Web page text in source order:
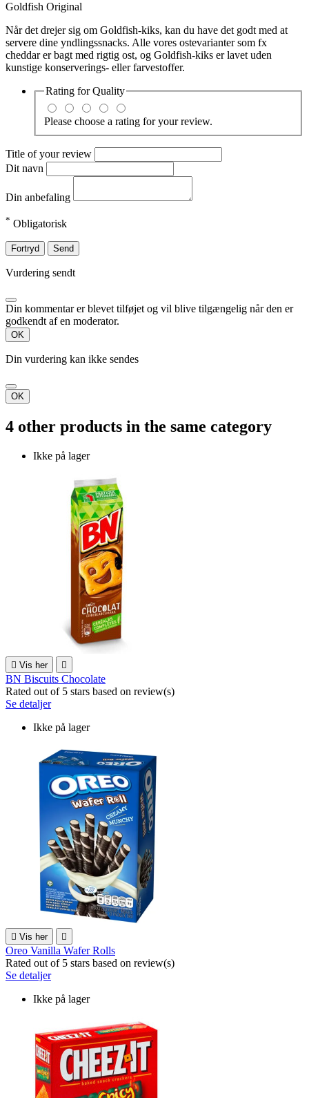
Goldfish Original
Når det drejer sig om Goldfish-kiks, kan du have det godt med at
servere dine yndlingssnacks. Alle vores ostevarianter som fx
cheddar er bagt med rigtig ost, og Goldfish-kiks er lavet uden
kunstige konserverings- eller farvestoffer.
Rating forQuality
Please choose a rating for your review.
Title of your review
Dit navn
Din anbefaling
* Obligatorisk
Fortryd Send
Vurdering sendt
Din kommentar er blevet tilføjet og vil blive tilgængelig når den er
godkendt af en moderator.
OK
Din vurdering kan ikke sendes
OK
4 other products in the same category
Ikke på lager
 Vis her 
BN Biscuits Chocolate
Rated out of 5 stars based on review(s)
Se detaljer
Ikke på lager
 Vis her 
Oreo Vanilla Wafer Rolls
Rated out of 5 stars based on review(s)
Se detaljer
Ikke på lager